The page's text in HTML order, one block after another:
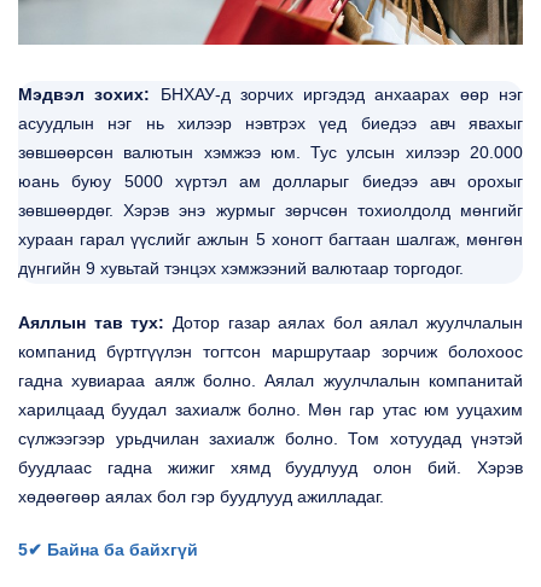
Мэдвэл зохих: БНХАУ-д зорчих иргэдэд анхаарах өөр нэг
асуудлын нэг нь хилээр нэвтрэх үед биедээ авч явахыг
зөвшөөрсөн валютын хэмжээ юм. Тус улсын хилээр 20.000
юань буюу 5000 хүртэл ам долларыг биедээ авч орохыг
зөвшөөрдөг. Хэрэв энэ журмыг зөрчсөн тохиолдолд мөнгийг
хураан гарал үүслийг ажлын 5 хоногт багтаан шалгаж, мөнгөн
дүнгийн 9 хувьтай тэнцэх хэмжээний валютаар торгодог.
Аяллын тав тух: Дотор газар аялах бол аялал жуулчлалын
компанид бүртгүүлэн тогтсон маршрутаар зорчиж болохоос
гадна хувиараа аялж болно. Аялал жуулчлалын компанитай
харилцаад буудал захиалж болно. Мөн гар утас юм ууцахим
сүлжээгээр урьдчилан захиалж болно. Том хотуудад үнэтэй
буудлаас гадна жижиг хямд буудлууд олон бий. Хэрэв
хөдөөгөөр аялах бол гэр буудлууд ажилладаг.
5✔ Байна ба байхгүй